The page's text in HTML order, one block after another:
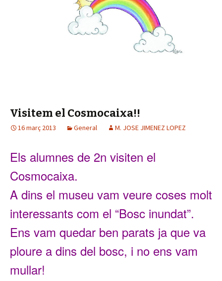
Visitem el Cosmocaixa!!
16 març 2013 General M. JOSE JIMENEZ LOPEZ
Els alumnes de 2n visiten el
Cosmocaixa.
A dins el museu vam veure coses molt
interessants com el “Bosc inundat”.
Ens vam quedar ben parats ja que va
ploure a dins del bosc, i no ens vam
mullar!